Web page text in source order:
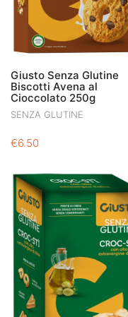
Giusto Senza Glutine
Biscotti Avena al
Cioccolato 250g
SENZA GLUTINE
€6.50